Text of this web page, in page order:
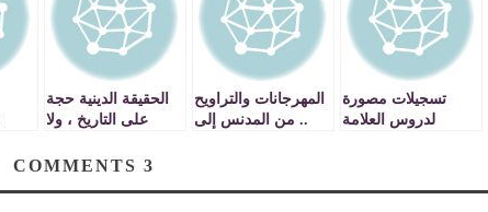
تسجيلات مصورة
لدروس العلامة
المهرجانات والتراويح
.. من المدنس إلى
الحقيقة الدينية حجة
على التاريخ ، ولا
الدين
3